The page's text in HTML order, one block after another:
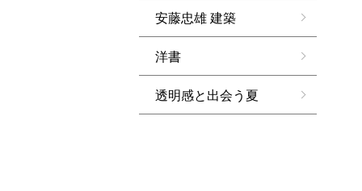
安藤忠雄 建築
洋書
透明感と出会う夏